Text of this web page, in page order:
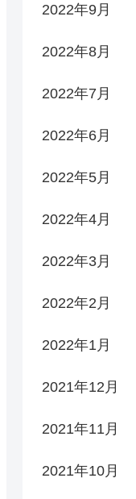
2022年9月
2022年8月
2022年7月
2022年6月
2022年5月
2022年4月
2022年3月
2022年2月
2022年1月
2021年12月
2021年11月
2021年10月